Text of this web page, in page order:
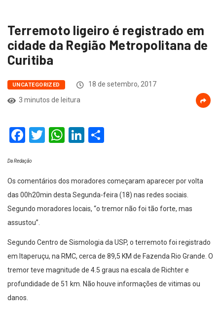
Terremoto ligeiro é registrado em
cidade da Região Metropolitana de
Curitiba
UNCATEGORIZED
18 de setembro, 2017
3 minutos de leitura
Facebook
Twitter
WhatsApp
LinkedIn
Da Redação
Os comentários dos moradores começaram aparecer por volta
das 00h20min desta Segunda-feira (18) nas redes sociais.
Segundo moradores locais, “o tremor não foi tão forte, mas
assustou”.
Segundo Centro de Sismologia da USP, o terremoto foi registrado
em Itaperuçu, na RMC, cerca de 89,5 KM de Fazenda Rio Grande. O
tremor teve magnitude de 4.5 graus na escala de Richter e
profundidade de 51 km. Não houve informações de vitimas ou
danos.